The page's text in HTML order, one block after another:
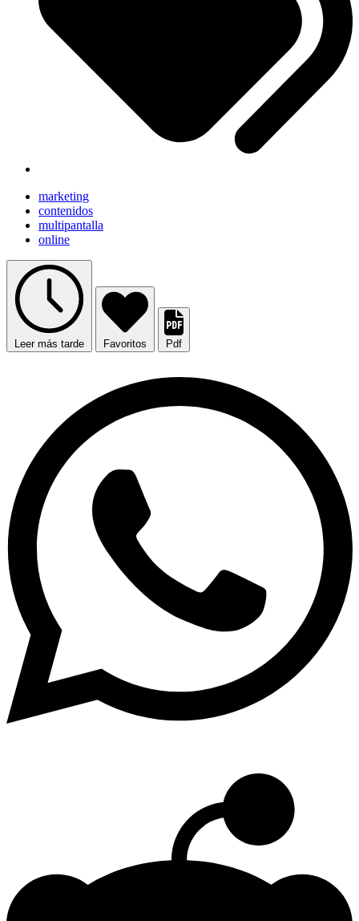
marketing
contenidos
multipantalla
online
Leer más tarde Favoritos Pdf